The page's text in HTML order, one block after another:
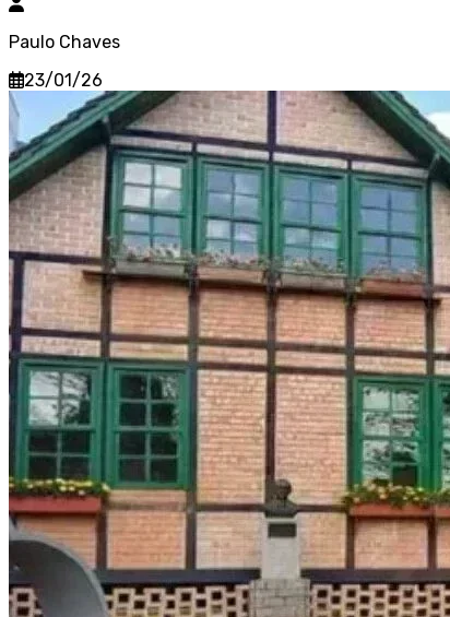
Paulo Chaves
23/01/26